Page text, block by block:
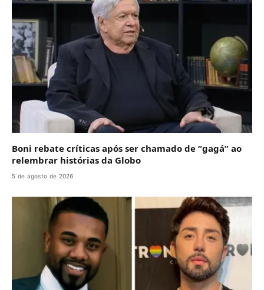
Boni rebate críticas após ser chamado de “gagá” ao
relembrar histórias da Globo
5 de agosto de 2026